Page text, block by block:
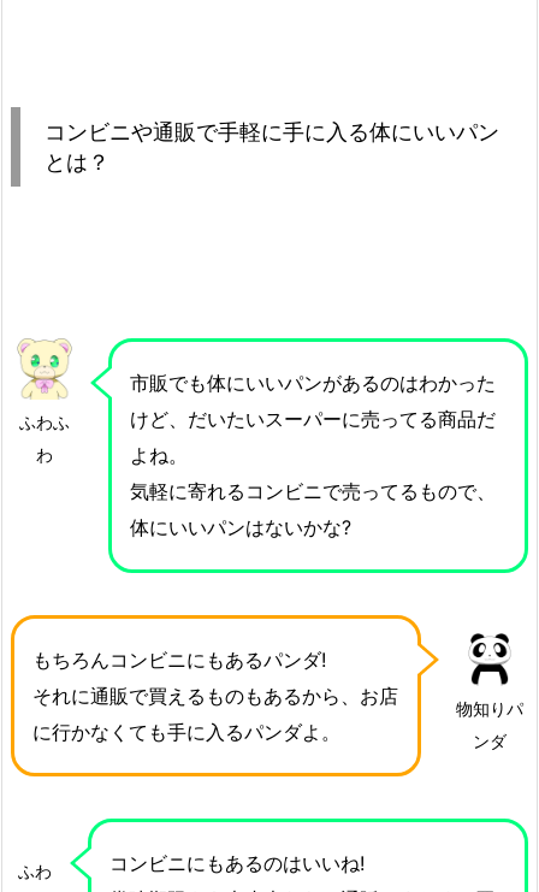
コンビニや通販で手軽に手に入る体にいいパン
とは？
ふわふ
わ
市販でも体にいいパンがあるのはわかった
けど、だいたいスーパーに売ってる商品だ
よね。
気軽に寄れるコンビニで売ってるもので、
体にいいパンはないかな?
物知りパ
ンダ
もちろんコンビニにもあるパンダ!
それに通販で買えるものもあるから、お店
に行かなくても手に入るパンダよ。
ふわ
コンビニにもあるのはいいね!